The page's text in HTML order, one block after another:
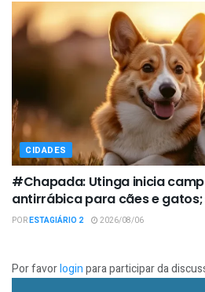
CIDADES
#Chapada: Utinga inicia
antirrábica para cães e
PORESTAGIÁRIO 2 2026/08/06
Por favorloginpara participar da